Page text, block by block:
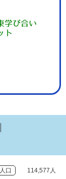
人口 114,577人